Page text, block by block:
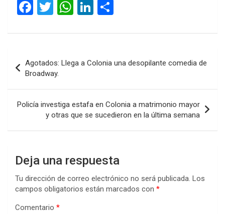
F
ce
o
o
k
T
tt
W
at
A
p
p
Li
ke
n
m
ar
tir
de
entradas
Agotados: Llega a Colonia una desopilante comedia de
Broadway.
Policía investiga estafa en Colonia a matrimonio mayor
y otras que se sucedieron en la última semana
Deja una respuesta
Tu dirección de correo electrónico no será publicada. Los
campos obligatorios están marcados con *
Comentario *